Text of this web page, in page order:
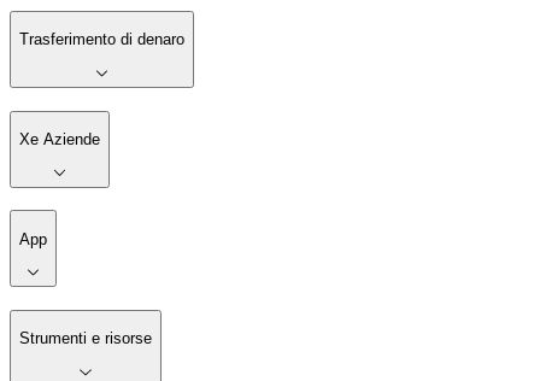
Trasferimento di denaro
Xe Aziende
App
Strumenti e risorse